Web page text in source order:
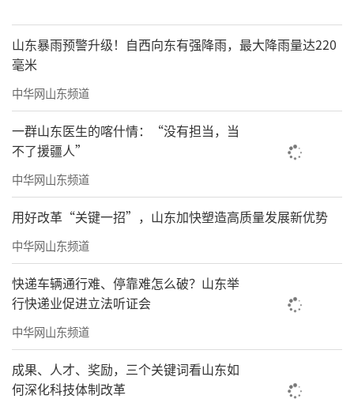
山东暴雨预警升级！自西向东有强降雨，最大降雨量达220
毫米
中华网山东频道
一群山东医生的喀什情：“没有担当，当
不了援疆人”
中华网山东频道
用好改革“关键一招”，山东加快塑造高质量发展新优势
中华网山东频道
快递车辆通行难、停靠难怎么破？山东举
行快递业促进立法听证会
中华网山东频道
成果、人才、奖励，三个关键词看山东如
何深化科技体制改革